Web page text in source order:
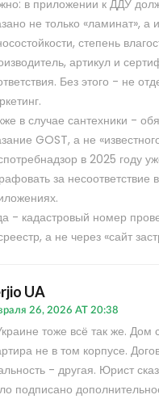
в приложении к ДДУ
не только «ламинат», а
степень
артикул и
Без этого - не
в случае сантехники -
GOST, а не
в 2025 году
за несоответствие в
- кадастровый номер
а не через «сайт
UA
26, 2026 AT 20:38
тоже всё так же. Дом
не в том корпусе.
- другая. Юрист
подписано